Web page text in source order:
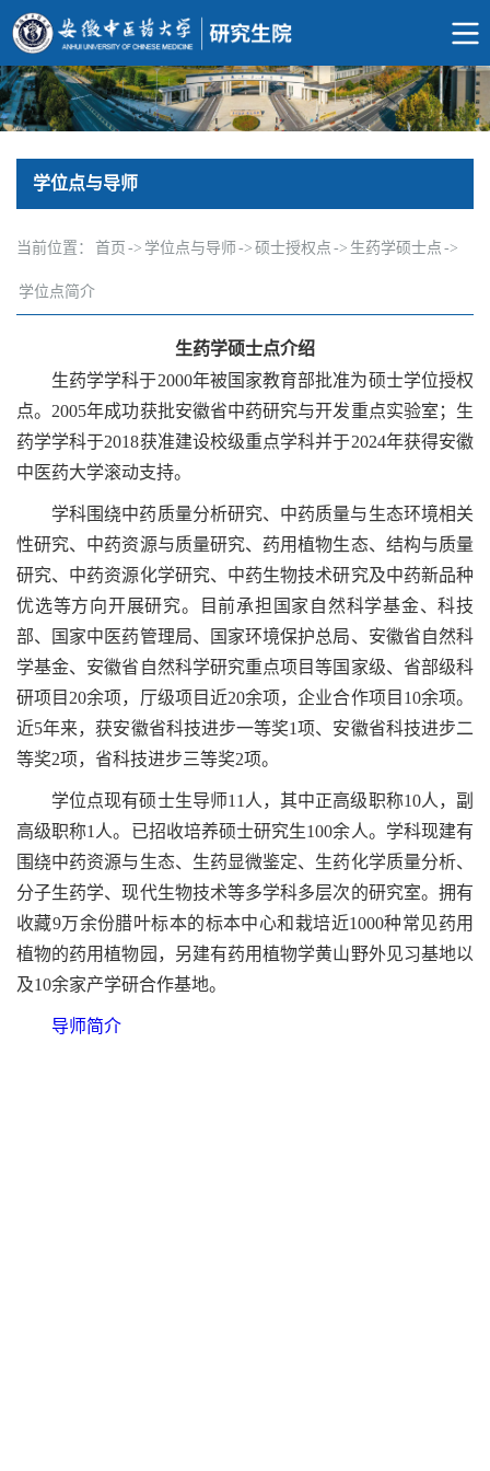
学位点与导师
当前位置： 首页 -> 学位点与导师-> 硕士授权点 -> 生药学硕士点 ->
学位点简介
生药学硕士点介绍
生药学学科于2000年被国家教育部批准为硕士学位授权
点。2005年成功获批安徽省中药研究与开发重点实验室；生
药学学科于2018获准建设校级重点学科并于2024年获得安徽
中医药大学滚动支持。
学科围绕中药质量分析研究、中药质量与生态环境相关
性研究、中药资源与质量研究、药用植物生态、结构与质量
研究、中药资源化学研究、中药生物技术研究及中药新品种
优选等方向开展研究。目前承担国家自然科学基金、科技
部、国家中医药管理局、国家环境保护总局、安徽省自然科
学基金、安徽省自然科学研究重点项目等国家级、省部级科
研项目20余项，厅级项目近20余项，企业合作项目10余项。
近5年来，获安徽省科技进步一等奖1项、安徽省科技进步二
等奖2项，省科技进步三等奖2项。
学位点现有硕士生导师11人，其中正高级职称10人，副
高级职称1人。已招收培养硕士研究生100余人。学科现建有
围绕中药资源与生态、生药显微鉴定、生药化学质量分析、
分子生药学、现代生物技术等多学科多层次的研究室。拥有
收藏9万余份腊叶标本的标本中心和栽培近1000种常见药用
植物的药用植物园，另建有药用植物学黄山野外见习基地以
及10余家产学研合作基地。
导师简介